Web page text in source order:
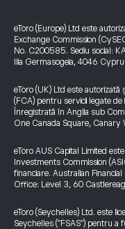
eToro (Europe) Ltd este
Exchange Commission
No. C200585. Sediu social:
Ilia Germasogeia, 4046
eToro (UK) Ltd este
(FCA) pentru servicii legate
Înregistrată în Anglia sub
One Canada Square, Canary
eToro AUS Capital Limited
Investments Commission
financiare. Australian
Office: Level 3, 60
eToro (Seychelles) Ltd. este
Seychelles ("FSAS") pentru a